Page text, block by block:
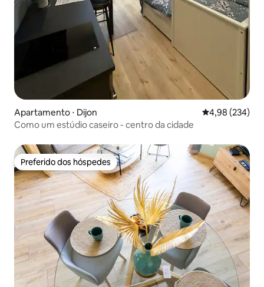
Apartamento ⋅ Dijon 4,98 de uma
4,98 (234)
Como um estúdio caseiro - centro da cidade
Preferido dos hóspedes
Preferido dos hóspedes